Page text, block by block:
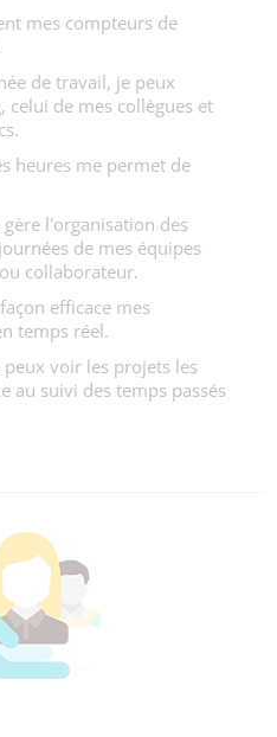
mes compteurs de
de travail, je peux
de mes collègues et
heures me permet de
l'organisation des
de mes équipes
collaborateur.
efficace mes
temps réel.
voir les projets les
au suivi des temps passés